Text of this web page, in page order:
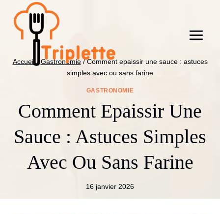
contenu
Accueil / Gastronomie / Comment epaissir une sauce : astuces
simples avec ou sans farine
GASTRONOMIE
Comment Epaissir Une
Sauce : Astuces Simples
Avec Ou Sans Farine
16 janvier 2026